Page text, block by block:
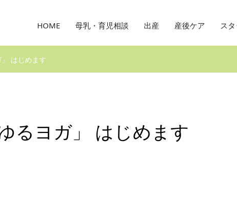
HOME 母乳・育児相談 出産 産後ケア ス
はじめます
るヨガ」 はじめます